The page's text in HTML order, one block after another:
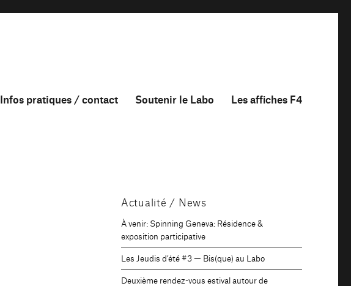
Infos pratiques / contact Soutenir le Labo Les affiches F4
Actualité / News
À venir: Spinning Geneva: Résidence &
exposition participative
Les Jeudis d’été #3 — Bis(que) au Labo
Deuxième rendez-vous estival autour de